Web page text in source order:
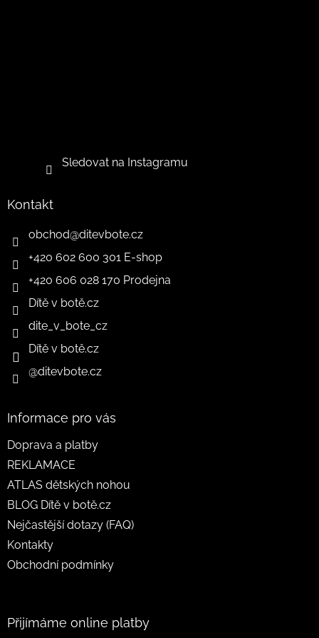
Sledovat na Instagramu
Kontakt
obchod@ditevbote.cz
+420 602 600 301 E-shop
+420 606 028 170 Prodejna
Dítě v botě.cz
dite_v_bote_cz
Dítě v botě.cz
@ditevbote.cz
Informace pro vás
Doprava a platby
REKLAMACE
ATLAS dětských nohou
BLOG Dítě v botě.cz
Nejčastější dotazy (FAQ)
Kontakty
Obchodní podmínky
Přijímáme online platby